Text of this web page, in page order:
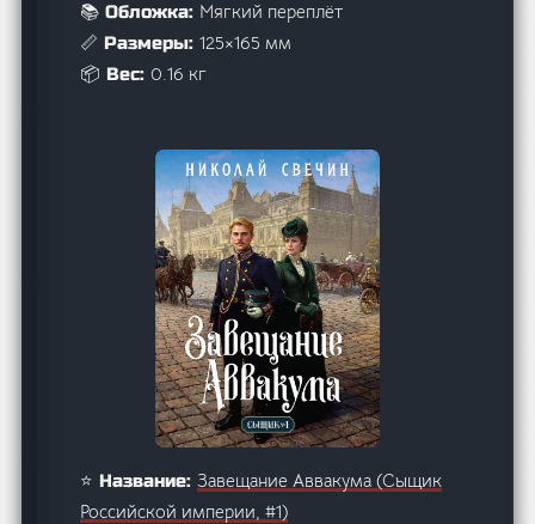
📚 Обложка: Мягкий переплёт
📏 Размеры:125×165 мм
📦 Вес:0.16 кг
⭐ Название:Завещание Аввакума (Сыщик
Российской империи, #1)